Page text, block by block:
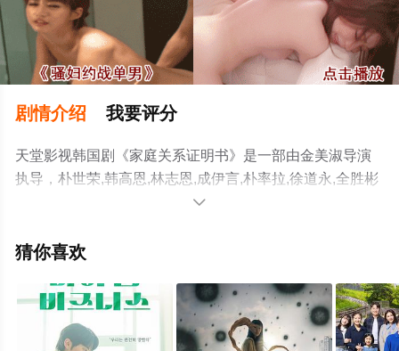
剧情介绍 我要评分
天堂影视韩国剧《家庭关系证明书》是一部由金美淑导演
执导，朴世荣,韩高恩,林志恩,成伊言,朴率拉,徐道永,全胜彬
等演员精彩演绎的韩国电视剧，手机免费观看高清未删减
至豆瓣电视剧、电视猫或剧情网等平台了解。

猜你喜欢